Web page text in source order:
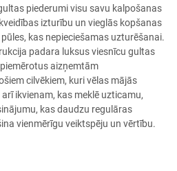
piederumi visu savu kalpošanas
izturību un vieglās kopšanas
kas nepieciešamas uzturēšanai.
padara luksus viesnīcu gultas
aizņemtām
cilvēkiem, kuri vēlas mājās
ikvienam, kas meklē uzticamu,
kas daudzu regulāras
vienmērīgu veiktspēju un vērtību.